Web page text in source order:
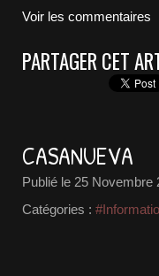
Voir les commentaires
PARTAGER CET
CASANUEVA
Publié le 25 Novembre
Catégories :